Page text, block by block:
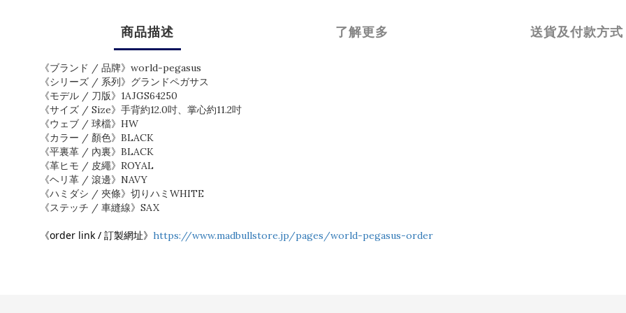
商品描述 了解更多 送貨及付款方式
《ブランド / 品牌》world-pegasus
《シリーズ / 系列》グランドペガサス
《モデル / 刀版》1AJGS64250
《サイズ / Size》手背約12.0吋、掌心約11.2吋
《ウェブ / 球檔》HW
《カラー / 顏色》BLACK
《平裏革 / 內裏》BLACK
《革ヒモ / 皮繩》ROYAL
《ヘリ革 / 滾邊》NAVY
《ハミダシ / 夾條》切りハミWHITE
《ステッチ / 車縫線》SAX
《order link / 訂製網址》 https://www.madbullstore.jp/pages/world-pegasus-order